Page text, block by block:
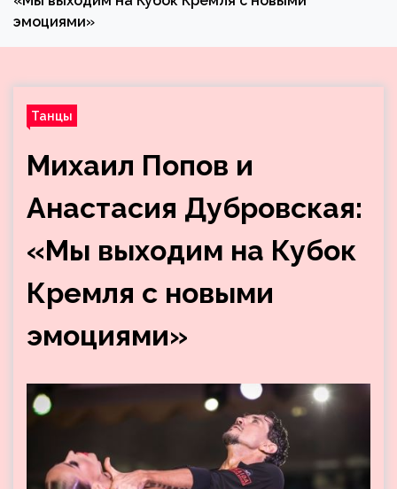
эмоциями»
Танцы
Михаил Попов и
Анастасия Дубровская:
«Мы выходим на Кубок
Кремля с новыми
эмоциями»